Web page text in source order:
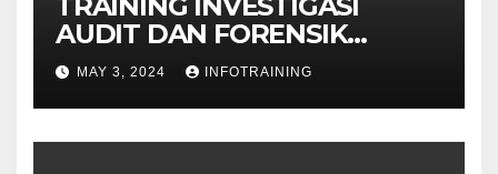
AUDIT DAN FORENSIK
KEUANGAN
MAY 3, 2024 INFOTRAINING